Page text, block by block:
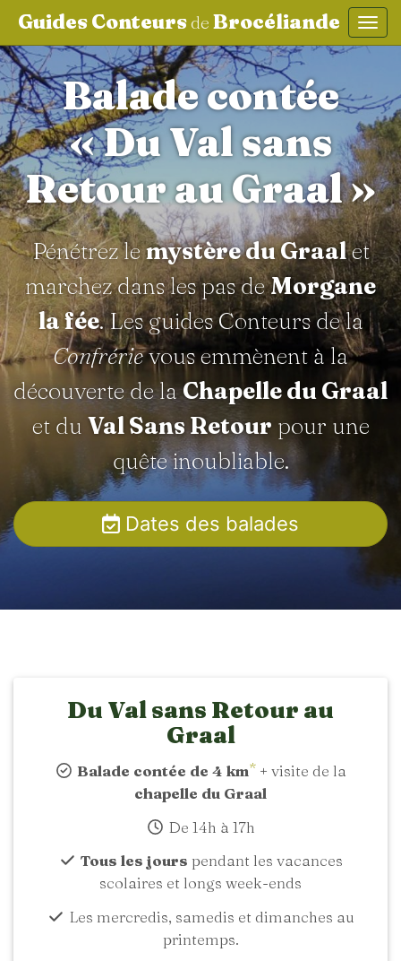
aller au contenu
Guides Conteursde Brocéliande
Balade contée
« Du Val sans
Retour au Graal »
Pénétrez lemystère du Graalet
marchez dans les pas deMorgane
la fée. Les guides Conteurs de la
Confrérievous emmènent à la
découverte de laChapelle du Graal
et du Val Sans Retour pour une
quête inoubliable.
Dates des balades
Du Val sans Retour au
Graal
Balade contée de 4 km* + visite de la
chapelle du Graal
De 14h à 17h
Tous les jours pendant les vacances
scolaires et longs week-ends
Les mercredis, samedis et dimanches au
printemps.